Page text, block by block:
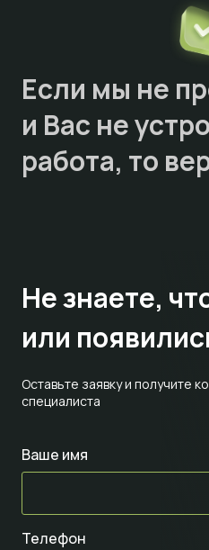
Если мы не
и Вас не
работа, то
Оставьте заявку и получите
специалиста
Не знаете,
или
Ваше имя
Телефон